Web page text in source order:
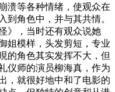
溃等各种情绪，使观众在
到角色中，并与其共情。
》，当时还有观众说她
姐模样，头发剪短，专业
的角色其实发挥不大，但
仪师的演员柳海真，作为
，就很好地中和了电影的